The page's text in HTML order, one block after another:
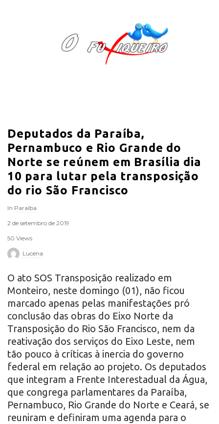
F
q
u
e
Deputados da Paraíba,
Pernambuco e Rio Grande do
Norte se reúnem em Brasília dia
10 para lutar pela transposição
do rio São Francisco
In Paraíba
2 de setembro de 2019
50 Views
Lucena
O ato SOS Transposição realizado em
Monteiro, neste domingo (01), não ficou
marcado apenas pelas manifestações pró
conclusão das obras do Eixo Norte da
Transposição do Rio São Francisco, nem da
reativação dos serviços do Eixo Leste, nem
tão pouco à críticas à inercia do governo
federal em relação ao projeto. Os deputados
que integram a Frente Interestadual da Água,
que congrega parlamentares da Paraíba,
Pernambuco, Rio Grande do Norte e Ceará, se
reuniram e definiram uma agenda para o